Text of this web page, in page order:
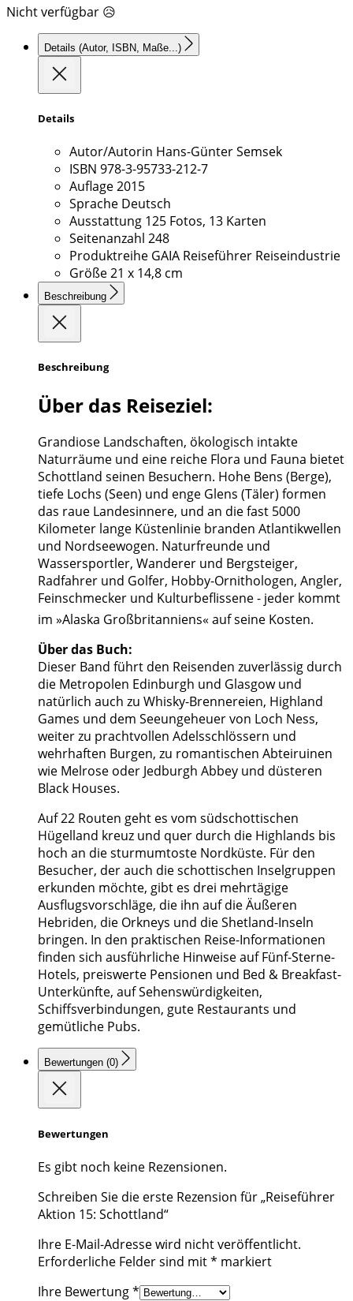
Nicht verfügbar 😥
Details (Autor, ISBN, Maße...)
Details
Autor/Autorin Hans-Günter Semsek
ISBN 978-3-95733-212-7
Auflage2015
Sprache Deutsch
Ausstattung 125 Fotos, 13 Karten
Seitenanzahl 248
Produktreihe GAIA Reiseführer Reiseindustrie
Größe21 x 14,8 cm
Beschreibung
Beschreibung
Über das Reiseziel:
Grandiose Landschaften, ökologisch intakte
Naturräume und eine reiche Flora und Fauna bietet
Schottland seinen Besuchern. Hohe Bens (Berge),
tiefe Lochs (Seen) und enge Glens (Täler) formen
das raue Landesinnere, und an die fast 5000
Kilometer lange Küstenlinie branden Atlantikwellen
und Nordseewogen. Naturfreunde und
Wassersportler, Wanderer und Bergsteiger,
Radfahrer und Golfer, Hobby-Ornithologen, Angler,
Feinschmecker und Kulturbeflissene - jeder kommt
im »Alaska Großbritanniens« auf seine Kosten.
Über das Buch:
Dieser Band führt den Reisenden zuverlässig durch
die Metropolen Edinburgh und Glasgow und
natürlich auch zu Whisky-Brennereien, Highland
Games und dem Seeungeheuer von Loch Ness,
weiter zu prachtvollen Adelsschlössern und
wehrhaften Burgen, zu romantischen Abteiruinen
wie Melrose oder Jedburgh Abbey und düsteren
Black Houses.
Auf 22 Routen geht es vom südschottischen
Hügelland kreuz und quer durch die Highlands bis
hoch an die sturmumtoste Nordküste. Für den
Besucher, der auch die schottischen Inselgruppen
erkunden möchte, gibt es drei mehrtägige
Ausflugsvorschläge, die ihn auf die Äußeren
Hebriden, die Orkneys und die Shetland-Inseln
bringen. In den praktischen Reise-Informationen
finden sich ausführliche Hinweise auf Fünf-Sterne-
Hotels, preiswerte Pensionen und Bed & Breakfast-
Unterkünfte, auf Sehenswürdigkeiten,
Schiffsverbindungen, gute Restaurants und
gemütliche Pubs.
Bewertungen (0)
Bewertungen
Es gibt noch keine Rezensionen.
Schreiben Sie die erste Rezension für „Reiseführer
Aktion 15: Schottland“
Ihre E-Mail-Adresse wird nicht veröffentlicht.
Erforderliche Felder sind mit* markiert
Ihre Bewertung*